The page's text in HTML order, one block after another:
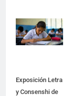
Exposición Letra
y Consenshi de